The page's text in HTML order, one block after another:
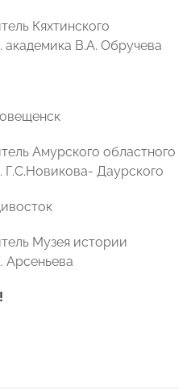
Кяхтинского
академика В.А. Обручева
Амурского областного
Г.С.Новикова- Даурского
Музея истории
Арсеньева